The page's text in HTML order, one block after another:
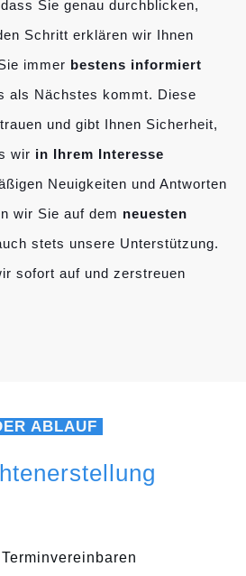
Sie genau durchblicken,
Schritt erklären wir Ihnen
immer bestens informiert
als Nächstes kommt. Diese
und gibt Ihnen Sicherheit,
wir in Ihrem Interesse
Neuigkeiten und Antworten
wir Sie auf dem neuesten
stets unsere Unterstützung.
sofort auf und zerstreuen
ABLAUF